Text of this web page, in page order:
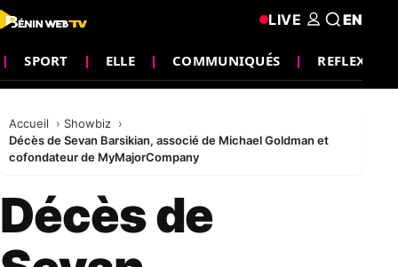
SPORT ELLE COMMUNIQUÉS REFLEXION
LIVE EN
Accueil
Showbiz
Décès de Sevan Barsikian, associé de Michael Goldman et
cofondateur de MyMajorCompany
Décès de